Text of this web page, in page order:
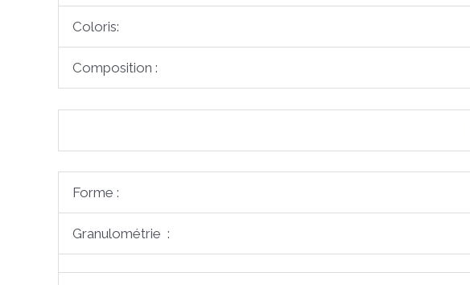
Coloris:
Composition :
Forme :
Granulométrie :